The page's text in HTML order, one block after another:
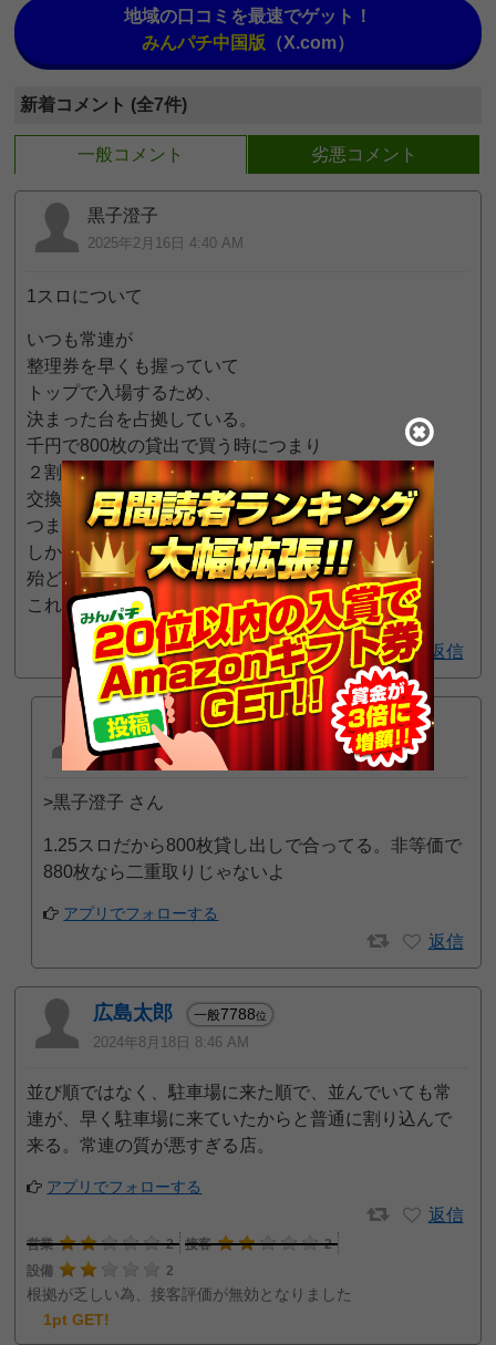
地域の口コミを最速でゲット！
みんパチ中国版 （X.com）
新着コメント (全7件)
一般コメント 劣悪コメント
黒子澄子
2025年2月16日 4:40 AM
1スロについて
いつも常連が
整理券を早くも握っていて
トップで入場するため、
決まった台を占拠している。
千円で800枚の貸出で買う時につまり
２割取っておいて、
交換するときは８８０枚で千円の交換。
つまり二重取り。
しかも、1スロは
殆どの台が朝から天井打ちしないと出ない。
これで一円スロットか？？？
1 返信
かろりー 一般9435位
2025年4月5日 5:20 AM
>黒子澄子 さん
1.25スロだから800枚貸し出しで合ってる。非等価で
880枚なら二重取りじゃないよ
アプリでフォローする
返信
広島太郎 一般7788位
2024年8月18日 8:46 AM
並び順ではなく、駐車場に来た順で、並んでいても常
連が、早く駐車場に来ていたからと普通に割り込んで
来る。常連の質が悪すぎる店。
アプリでフォローする
返信
営業 2 接客
2
設備
2
根拠が乏しい為、接客評価が無効となりました
1pt GET!